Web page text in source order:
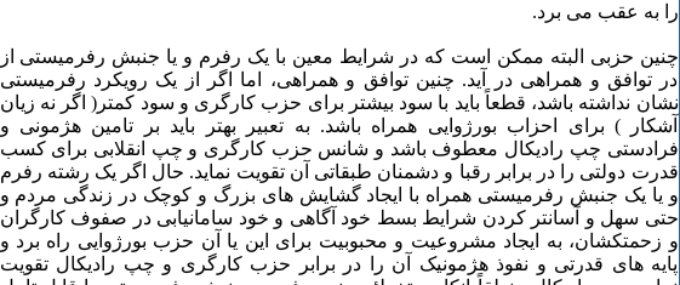
را به عقب می برد.
چنین حزبی البته ممکن است که در شرایط معین با یک رفرم و یا جنبش رفرمیستی از
در توافق و همراهی در آید. چنین توافق و همراهی، اما اگر از یک رویکرد رفرمیستی
نشان نداشته باشد، قطعاً باید با سود بیشتر برای حزب کارگری و سود کمتر( اگر نه زیان
آشکار ) برای احزاب بورژوایی همراه باشد. به تعبیر بهتر باید بر تامین هژمونی و
فرادستی چپ رادیکال معطوف باشد و شانس حزب کارگری و چپ انقلابی برای کسب
قدرت دولتی را در برابر رقبا و دشمنان طبقاتی آن تقویت نماید. حال اگر یک رشته رفرم
و یا یک جنبش رفرمیستی همراه با ایجاد گشایش های بزرگ و کوچک در زندگی مردم و
حتی سهل و آسانتر کردن شرایط بسط خود آگاهی و خود سامانیابی در صفوف کارگران
و زحمتکشان، به ایجاد مشروعیت و محبوبیت برای این یا آن حزب بورژوایی راه برد و
پایه های قدرتی و نفوذ هژمونیک آن را در برابر حزب کارگری و چپ رادیکال تقویت